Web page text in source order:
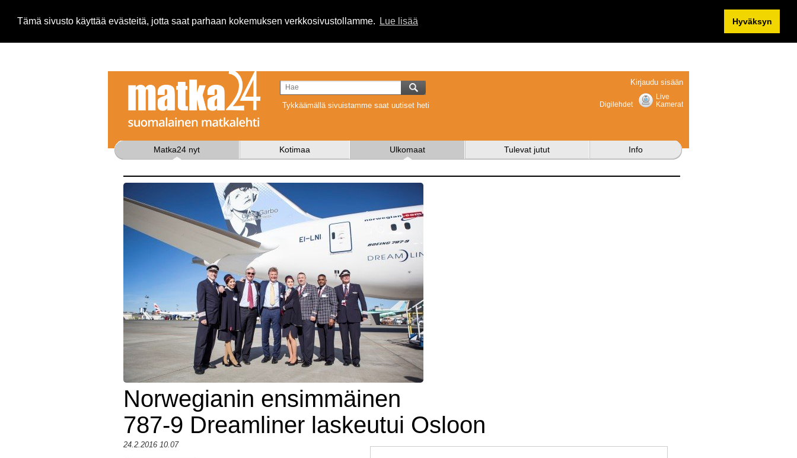
Tämä sivusto käyttää evästeitä, jotta saat parhaan kokemuksen verkkosivustollamme. Lue lisää Hyväksyn
Tykkäämällä sivuistamme saat uutiset heti
Kirjaudu sisään
Live
Kamerat
Digilehdet
Matka24 nyt Kotimaa Ulkomaat Tulevat jutut Info
Norwegianin ensimmäinen
787-9 Dreamliner laskeutui Osloon
24.2.2016 10.07